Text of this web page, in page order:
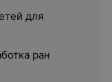
для
ран